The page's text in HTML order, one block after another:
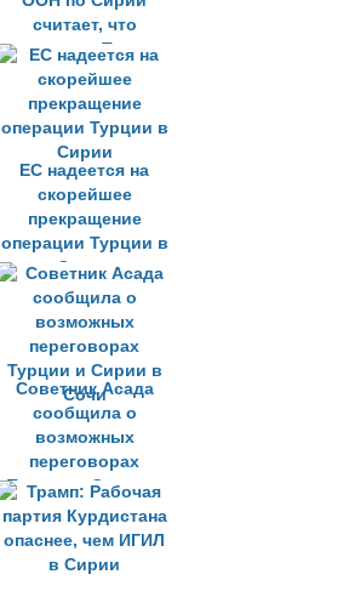
считает, что
вторжение Турции
может привести к
миру
ЕС надеется на
скорейшее
прекращение
операции Турции в
Сирии
Советник Асада
сообщила о
возможных
переговорах
Турции и Сирии в
Сочи